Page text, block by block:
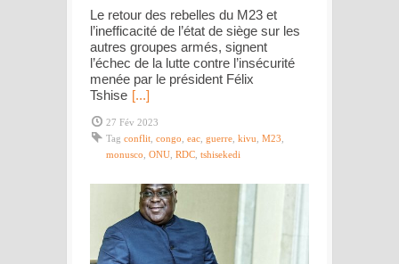
Le retour des rebelles du M23 et
l’inefficacité de l’état de siège sur les
autres groupes armés, signent
l’échec de la lutte contre l’insécurité
menée par le président Félix
Tshise [...]
27 Fév 2023
Tag conflit congo eac guerre kivu M23
monusco ONU RDC tshisekedi